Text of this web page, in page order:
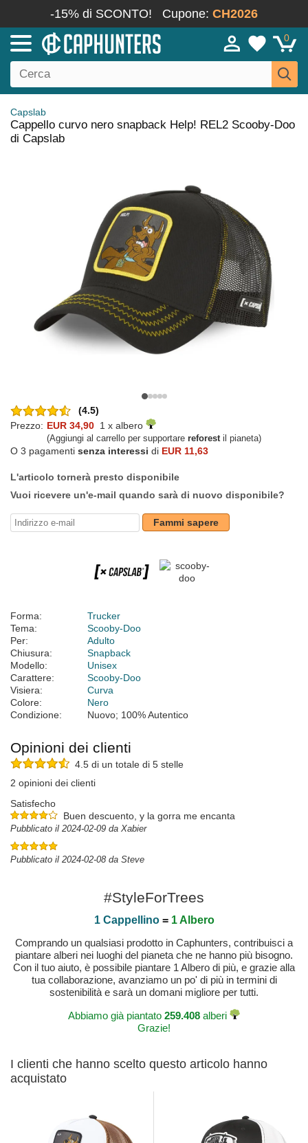
-15% di SCONTO! Cupone: CH2026
0
Capslab
Cappello curvo nero snapback Help! REL2 Scooby-Doo
di Capslab
(4.5)
Prezzo: EUR 34,90 1 x albero
(Aggiungi al carrello per supportare reforestil pianeta)
O 3 pagamenti senza interessi di EUR 11,63
L'articolo tornerà presto disponibile
Vuoi ricevere un'e-mail quando sarà di nuovo disponibile?
Fammi sapere
Forma:
Trucker
Tema:
Scooby-Doo
Per:
Adulto
Chiusura:
Snapback
Modello:
Unisex
Carattere:
Scooby-Doo
Visiera:
Curva
Colore:
Nero
Condizione:
Nuovo; 100% Autentico
Opinioni dei clienti
4.5 di un totale di 5 stelle
2 opinioni dei clienti
Satisfecho
Buen descuento, y la gorra me encanta
Pubblicato il 2024-02-09 da Xabier
Pubblicato il 2024-02-08 da Steve
#StyleForTrees
1 Cappellino= 1 Albero
Comprando un qualsiasi prodotto in Caphunters, contribuisci a
piantare alberi nei luoghi del pianeta che ne hanno più bisogno.
Con il tuo aiuto, è possibile piantare 1 Albero di più, e grazie alla
tua collaborazione, avanziamo un po' di più in termini di
sostenibilità e sarà un domani migliore per tutti.
Abbiamo già piantato 259.408 alberi
Grazie!
I clienti che hanno scelto questo articolo hanno
acquistato